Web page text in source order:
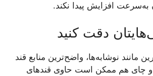
افزایش پیدا نکند.
دقت کنید
مانند نوشابه‌ها، واضح‌ترین منابع قند
و چای هم ممکن است حاوی قند‌های